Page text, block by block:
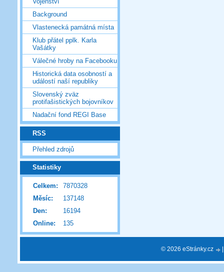
Background
Vlastenecká památná místa
Klub přátel pplk. Karla
Vašátky
Válečné hroby na Facebooku
Historická data osobností a
událostí naší republiky
Slovenský zväz
protifašistických bojovníkov
Nadační fond REGI Base
RSS
Přehled zdrojů
Statistiky
Online: 135
Celkem:
7870328
Měsíc:
137148
Den:
16194
© 2026 eStránky.cz